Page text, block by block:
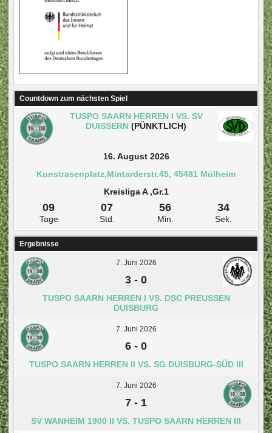
Countdown zum nächsten Spiel
TUSPO SAARN HERREN I VS. SV
DUISSERN (PÜNKTLICH)
16. August 2026
Kunstrasenplatz,Mintarderstr.45, 45481 Mülheim
Kreisliga A ,Gr.1
09
Tage
07
Std.
56
Min.
33
Sek.
Ergebnisse
7. Juni 2026
3 - 0
TUSPO SAARN HERREN I VS. DSC PREUSSEN D
UISBURG
7. Juni 2026
6 - 0
TUSPO SAARN HERREN II VS. SG DUISBURG-SÜD III
7. Juni 2026
7 - 1
SV WANHEIM 1900 II VS. TUSPO SAARN HERREN III